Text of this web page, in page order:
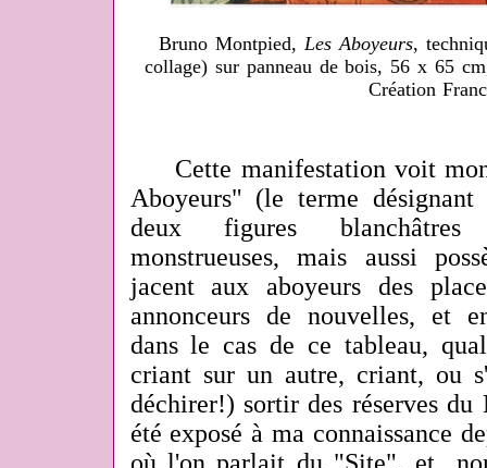
Bruno Montpied, Les Aboyeurs,
collage) sur panneau de bois, 56 x 65
Création
Cette manifestation voit mon
Aboyeurs" (le terme
deux figures blanchâtres
monstrueuses, mais aussi
jacent aux aboyeurs des
annonceurs de nouvelles, et
dans le cas de ce tableau,
criant sur un autre, criant, ou
déchirer!) sortir des réserves
été exposé à ma connaissance